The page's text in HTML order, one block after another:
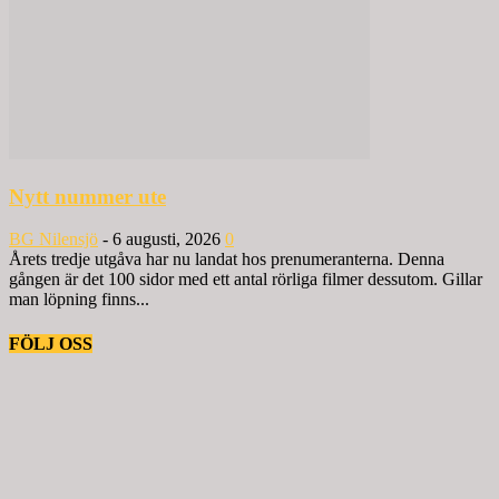
Nytt nummer ute
BG Nilensjö - 6 augusti, 2026 0
Årets tredje utgåva har nu landat hos prenumeranterna. Denna
gången är det 100 sidor med ett antal rörliga filmer dessutom. Gillar
man löpning finns...
FÖLJ OSS